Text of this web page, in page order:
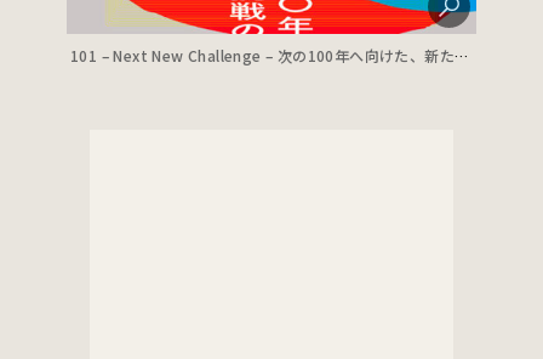
101 – Next New Challenge – 次の100年へ向けた、新たな挑戦のはじまり｜川崎市